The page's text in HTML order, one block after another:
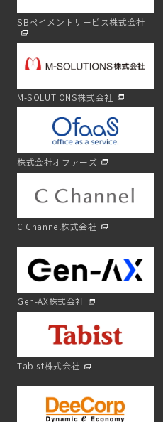
SBペイメントサービス株式会社
M-SOLUTIONS株式会社
株式会社オファーズ
C Channel株式会社
Gen-AX株式会社
Tabist株式会社